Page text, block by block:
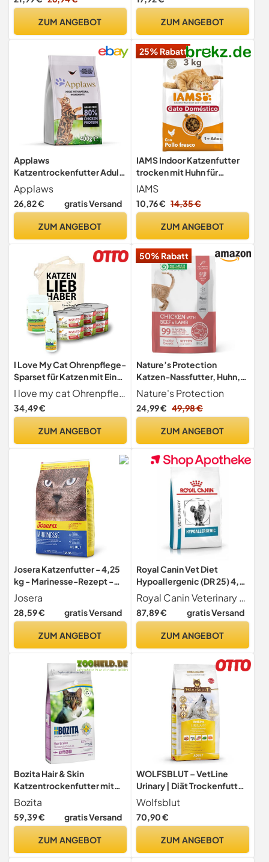
800 g), getreidefrei mit
ZUM ANGEBOT ZUM ANGEBOT
Applaws
Katzentrockenfutter Adult,
Erwachsene - Huhn mit
Ente, getreidefrei und
komplett 6 x 400g
Applaws
26,82 € gratis Versand
ZUM ANGEBOT
25% Rabatt
IAMS Indoor Katzenfutter
trocken mit Huhn für
Hauskatzen, 3 kg
IAMS
10,76 € 14,35 €
ZUM ANGEBOT
I Love My Cat Ohrenpflege-
Sparset für Katzen mit Einer
Futtermittelallergie
Hypoallergenes
Katzenfutter 100 g x 6
Katzen 30 ml Nieren der
I love my cat Ohrenpflege Tropfen für Katzen frei von künstlichen Zusätzen und bestehen stattdessen ausschließlich aus natürlichen Inhaltsstoffen
34,49 €
ZUM ANGEBOT
50% Rabatt
Nature’s Protection
Katzen-Nassfutter, Huhn,
Lachs & Thunfisch, 22 x 100
g
Nature's Protection
24,99 € 49,98 €
ZUM ANGEBOT
Josera Katzenfutter - 4,25
kg - Marinesse-Rezept -
Hypoallergenes Futter für
Erwachsene Haustiere -
Lachsbasis - Getreidefrei -
Josera
28,59 € gratis Versand
ZUM ANGEBOT
Royal Canin Vet Diet
Hypoallergenic (DR 25) 4,5
kg
Royal Canin Veterinary Diet
87,89 € gratis Versand
ZUM ANGEBOT
Bozita Hair & Skin
Katzentrockenfutter mit
Lachs – 400g –
weizenfreies Trockenfutter
für sensible erwachsene
Fett – für Haut & Fell – ohne
Bozita
59,39 € gratis Versand
ZUM ANGEBOT
WOLFSBLUT – VetLine
Urinary | Diät Trockenfutter
für ausgewachsene Hunde
zur Unterstützung der
Harnwege. Getreidefreies
Huhn mit Süßkartoffeln
Wolfsblut
70,90 €
ZUM ANGEBOT